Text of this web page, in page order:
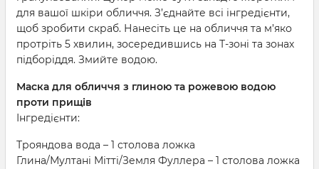
для вашої шкіри обличчя. З’єднайте всі інгредієнти,
щоб зробити скраб. Нанесіть це на обличчя та м’яко
протріть 5 хвилин, зосередившись на Т-зоні та зонах
підборіддя. Змийте водою.
Маска для обличчя з глиною та рожевою водою
проти прищів
Інгредієнти:
Трояндова вода – 1 столова ложка
Глина/Мултані Мітті/Земля Фуллера – 1 столова ложка